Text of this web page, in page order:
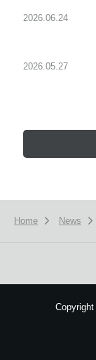
2026.06.24
2026.05.27
Home News
Copyright